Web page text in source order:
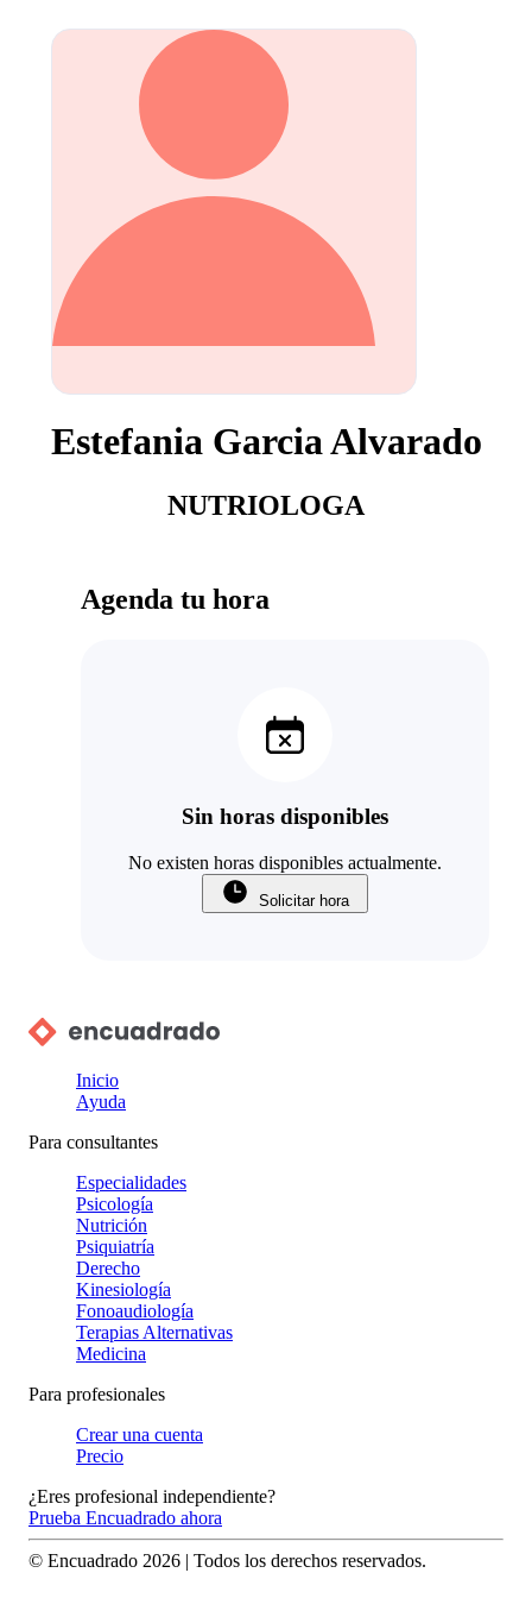
Estefania Garcia Alvarado
NUTRIOLOGA
Agenda tu hora
Sin horas disponibles
No existen horas disponibles actualmente.
Solicitar hora
Inicio
Ayuda
Para consultantes
Especialidades
Psicología
Nutrición
Psiquiatría
Derecho
Kinesiología
Fonoaudiología
Terapias Alternativas
Medicina
Para profesionales
Crear una cuenta
Precio
¿Eres profesional independiente?
Prueba Encuadrado ahora
© Encuadrado 2026 | Todos los derechos reservados.